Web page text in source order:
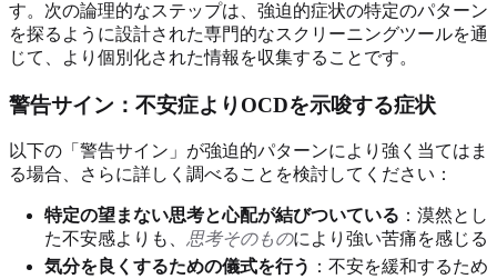
す。次の論理的なステップは、強迫的症状の特定のパターン
を探るように設計された専門的なスクリーニングツールを通
じて、より個別化された情報を収集することです。
警告サイン：不安症よりOCDを示唆する症状
以下の「警告サイン」が強迫的パターンにより強く当てはま
る場合、さらに詳しく調べることを検討してください：
特定の望まない思考と心配が結びついている ：漠然とし
た不安感よりも、 思考そのものにより強い苦痛を感じる
気分を良くするための儀式を行う ：不安を緩和するため